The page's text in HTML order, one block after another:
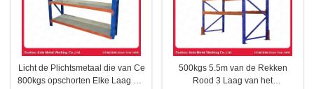
Licht de Plichtsmetaal die van Ce
800kgs opschorten Elke Laag 4m
500kgs 5.5m van de Rekken
Rood 3 Laag van het